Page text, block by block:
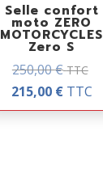
Selle confort
moto ZERO
MOTORCYCLES
Zero S
250,00€ TTC
215,00 € TTC